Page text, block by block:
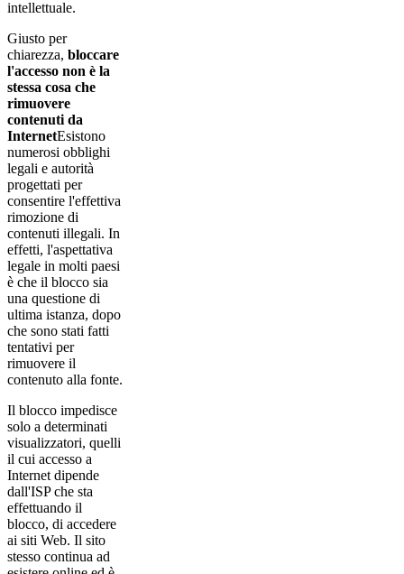
intellettuale.
Giusto per
chiarezza, bloccare
l'accesso non è la
stessa cosa che
rimuovere
contenuti da
InternetEsistono
numerosi obblighi
legali e autorità
progettati per
consentire l'effettiva
rimozione di
contenuti illegali. In
effetti, l'aspettativa
legale in molti paesi
è che il blocco sia
una questione di
ultima istanza, dopo
che sono stati fatti
tentativi per
rimuovere il
contenuto alla fonte.
Il blocco impedisce
solo a determinati
visualizzatori, quelli
il cui accesso a
Internet dipende
dall'ISP che sta
effettuando il
blocco, di accedere
ai siti Web. Il sito
stesso continua ad